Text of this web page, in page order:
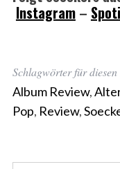
Instagram–
Schlagwörter für
Album Review,
Pop, Review,